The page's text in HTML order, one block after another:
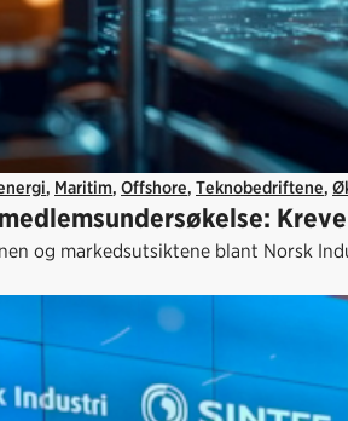
, Maritim, Offshore, Teknobedriftene,
og markedsutsiktene blant Norsk